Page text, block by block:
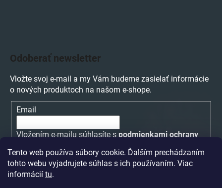
Tento web používa súbory cookie. Ďalším prechádzaním
tohto webu vyjadrujete súhlas s ich používaním. Viac
informácií tu.
Odoberať newsletter
Vložte svoj e-mail a my Vám budeme zasielať informácie
o nových produktoch na našom e-shope.
Email
Vložením e-mailu súhlasíte s podmienkami ochrany
PRIHLÁSIŤ SA